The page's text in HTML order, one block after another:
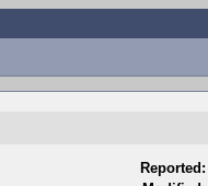
Reported: